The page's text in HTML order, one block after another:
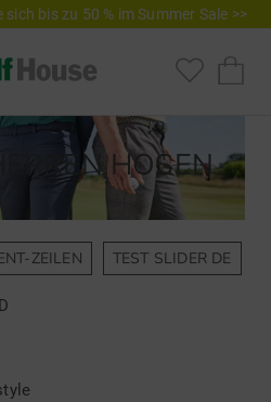
bis zu 50 % im Summer Sale >>
HOSEN
ZEILEN TEST SLIDER DE